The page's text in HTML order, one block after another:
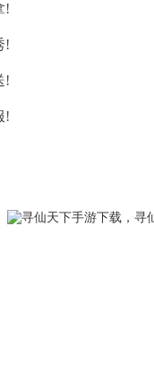
!
!
!
!